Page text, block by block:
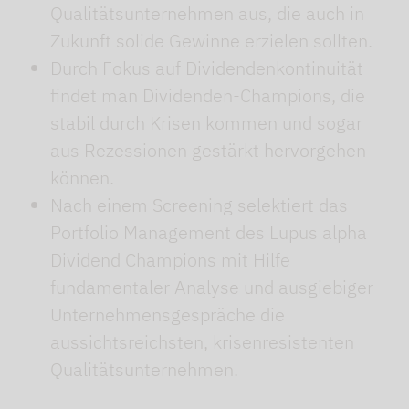
Qualitätsunternehmen aus, die auch in
Zukunft solide Gewinne erzielen sollten.
Durch Fokus auf Dividendenkontinuität
findet man Dividenden-Champions, die
stabil durch Krisen kommen und sogar
aus Rezessionen gestärkt hervorgehen
können.
Nach einem Screening selektiert das
Portfolio Management des Lupus alpha
Dividend Champions mit Hilfe
fundamentaler Analyse und ausgiebiger
Unternehmensgespräche die
aussichtsreichsten, krisenresistenten
Qualitätsunternehmen.